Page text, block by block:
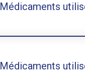
Médicaments
Médicaments